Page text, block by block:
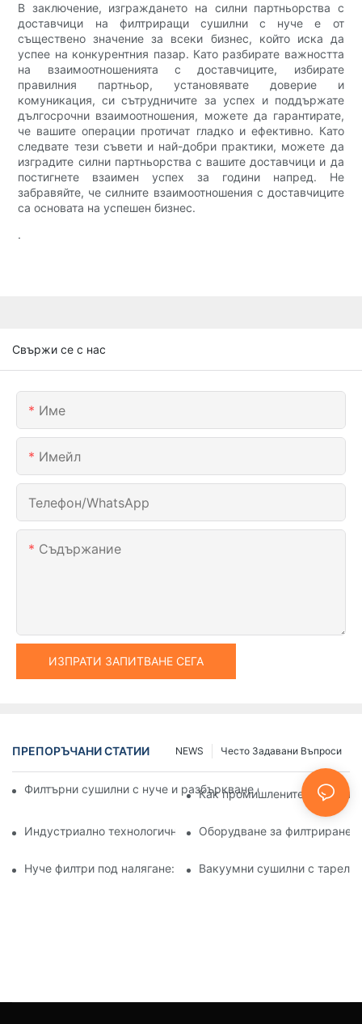
В заключение, изграждането на силни партньорства с
доставчици на филтриращи сушилни с нуче е от
съществено значение за всеки бизнес, който иска да
успее на конкурентния пазар. Като разбирате важността
на взаимоотношенията с доставчиците, избирате
правилния партньор, установявате доверие и
комуникация, си сътрудничите за успех и поддържате
дългосрочни взаимоотношения, можете да гарантирате,
че вашите операции протичат гладко и ефективно. Като
следвате тези съвети и най-добри практики, можете да
изградите силни партньорства с вашите доставчици и да
постигнете взаимен успех за години напред. Не
забравяйте, че силните взаимоотношения с доставчиците
са основата на успешен бизнес.
.
Свържи се с нас
Име
Имейл
Телефон/WhatsApp
Съдържание
ИЗПРАТИ ЗАПИТВАНЕ СЕГА
ПРЕПОРЪЧАНИ СТАТИИ Често Задавани Въпроси
NEWS
Филтърни сушилни с нуче и разбъркване спрямо други
Как промишлените машини
Индустриално технологично оборудване: Иновации,
Оборудване за филтриране
Нуче филтри под налягане: Приложения в химическата и
Вакуумни сушилни с